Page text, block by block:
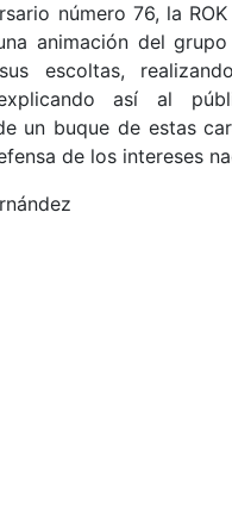
número 76, la
animación del
escoltas,
así al
un buque de estas
de los intereses